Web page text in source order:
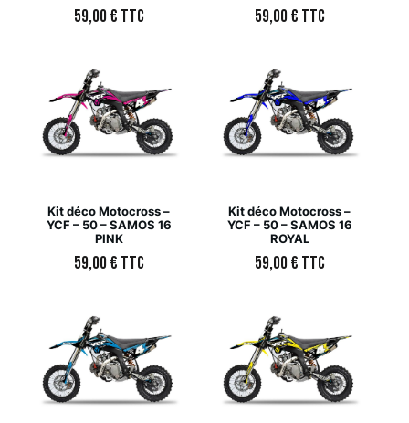
59,00€ TTC 59,00€ TTC
Kit déco Motocross –
YCF – 50 – SAMOS 16
PINK
59,00€ TTC
Kit déco Motocross –
YCF – 50 – SAMOS 16
ROYAL
59,00€ TTC